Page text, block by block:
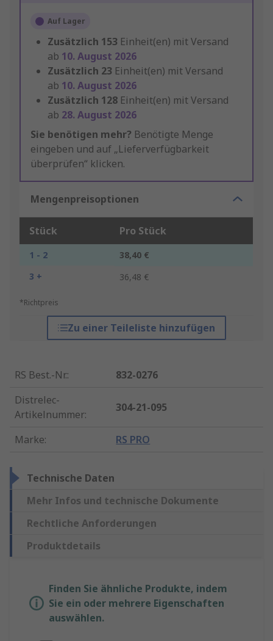
Auf Lager
Zusätzlich 153 Einheit(en) mit Versand
ab 10. August 2026
Zusätzlich 23 Einheit(en) mit Versand
ab 10. August 2026
Zusätzlich 128 Einheit(en) mit Versand
ab 28. August 2026
Sie benötigen mehr? Benötigte Menge
eingeben und auf „Lieferverfügbarkeit
überprüfen“ klicken.
Mengenpreisoptionen
Stück Pro Stück
1 - 2
38,40 €
3 +
36,48 €
*Richtpreis
Zu einer Teileliste hinzufügen
RS Best.-Nr.:
832-0276
Distrelec-
Artikelnummer:
304-21-095
Marke: RS PRO
Technische Daten
Mehr Infos und technische Dokumente
Rechtliche Anforderungen
Produktdetails
Finden Sie ähnliche Produkte, indem
Sie ein oder mehrere Eigenschaften
auswählen.